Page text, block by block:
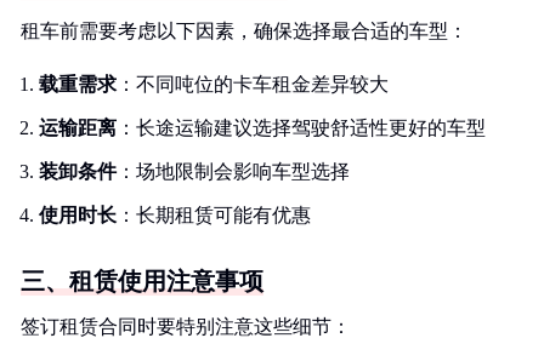
租车前需要考虑以下因素，确保选择最合适的车型：
载重需求 ：不同吨位的卡车租金差异较大
运输距离 ：长途运输建议选择驾驶舒适性更好的车型
装卸条件：场地限制会影响车型选择
使用时长 ：长期租赁可能有优惠
三、租赁使用注意事项
签订租赁合同时要特别注意这些细节：